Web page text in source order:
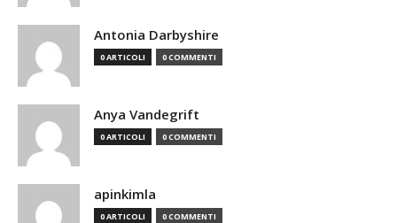
Antonia Darbyshire
0 ARTICOLI 0 COMMENTI
Anya Vandegrift
0 ARTICOLI 0 COMMENTI
apinkimla
0 ARTICOLI 0 COMMENTI